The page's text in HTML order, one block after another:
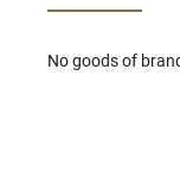
No goods of